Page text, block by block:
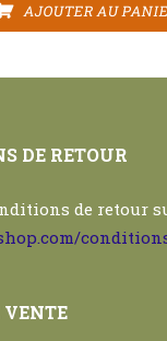
AJOUTER AU
DE RETOUR
de retour
VENTE